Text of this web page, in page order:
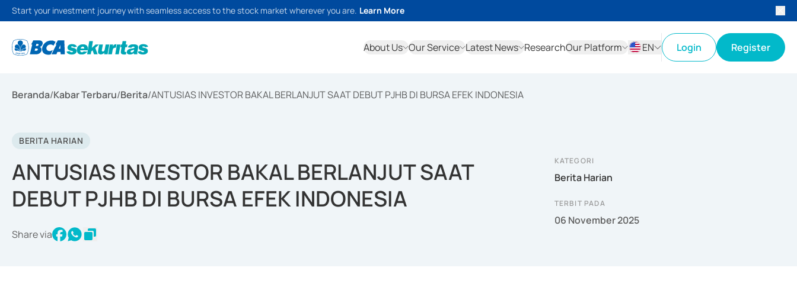
Start your investment journey with seamless access to the stock market wherever you are. Learn More
About Us Our Service Latest News ResearchOur Platform
EN
Login Register
Beranda/Kabar Terbaru/Berita/ANTUSIAS INVESTOR BAKAL BERLANJUT SAAT DEBUT PJHB DI BURSA EFEK INDONESIA
BERITA HARIAN
ANTUSIAS INVESTOR BAKAL BERLANJUT SAAT
DEBUT PJHB DI BURSA EFEK INDONESIA
Share via
KATEGORI
Berita Harian
TERBIT PADA
06 November 2025